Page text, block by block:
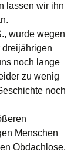
lassen wir ihn
wurde wegen
dreijährigen
noch lange
zu wenig
noch
Menschen
Obdachlose,